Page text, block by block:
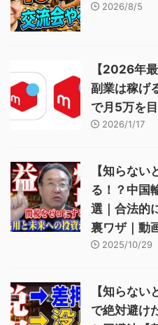
2026/8/5
【2026年
副業は稼げ
で月5万を
2026/1/17
【知らな
る！？中国
選｜合法的
裏ワザ｜動
2025/10/29
【知らな
で絶対避け